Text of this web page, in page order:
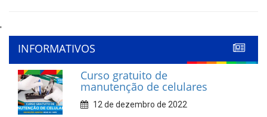
'
INFORMATIVOS
Curso gratuito de
manutenção de celulares
12 de dezembro de 2022